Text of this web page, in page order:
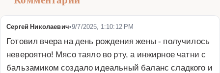
Сергей Николаевич•9/7/2025, 1:10:12 PM
Готовил вчера на день рождения жены - получилось
невероятно! Мясо таяло во рту, а инжирное чатни с
бальзамиком создало идеальный баланс сладкого и